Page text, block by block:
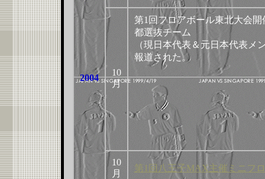
2004
10
月
第1回フロアボール東北大会
都選抜チーム
（現日本代表＆元日本代表メ
報道された。
10
月
第1回八王子MAX主催ミニフ